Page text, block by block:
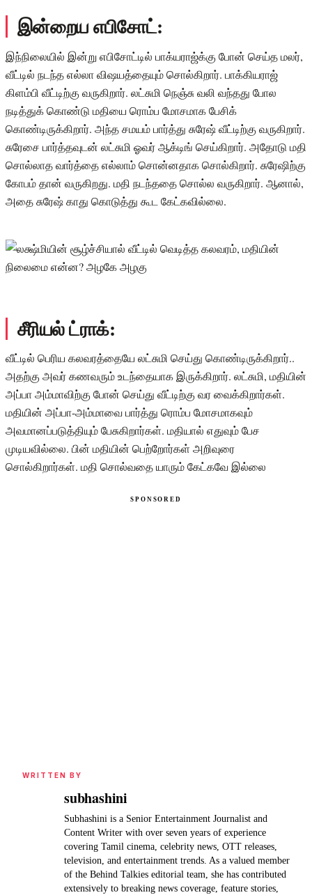
இன்றைய எபிசோட்:
இந்நிலையில் இன்று எபிசோட்டில் பாக்யராஜ்க்கு போன் செய்த மலர்,
வீட்டில் நடந்த எல்லா விஷயத்தையும் சொல்கிறார். பாக்கியராஜ்
கிளம்பி வீட்டிற்கு வருகிறார். லட்சுமி நெஞ்சு வலி வந்தது போல
நடித்துக் கொண்டு மதியை ரொம்ப மோசமாக பேசிக்
கொண்டிருக்கிறார். அந்த சமயம் பார்த்து சுரேஷ் வீட்டிற்கு வருகிறார்.
சுரேசை பார்த்தவுடன் லட்சுமி ஓவர் ஆக்டிங் செய்கிறார். அதோடு மதி
சொல்லாத வார்த்தை எல்லாம் சொன்னதாக சொல்கிறார். சுரேஷிற்கு
கோபம் தான் வருகிறது. மதி நடந்ததை சொல்ல வருகிறார். ஆனால்,
அதை சுரேஷ் காது கொடுத்து கூட கேட்கவில்லை.
சீரியல் ட்ராக்:
வீட்டில் பெரிய கலவரத்தையே லட்சுமி செய்து கொண்டிருக்கிறார்..
அதற்கு அவர் கணவரும் உடந்தையாக இருக்கிறார். லட்சுமி, மதியின்
அப்பா அம்மாவிற்கு போன் செய்து வீட்டிற்கு வர வைக்கிறார்கள்.
மதியின் அப்பா-அம்மாவை பார்த்து ரொம்ப மோசமாகவும்
அவமானப்படுத்தியும் பேசுகிறார்கள். மதியால் எதுவும் பேச
முடியவில்லை. பின் மதியின் பெற்றோர்கள் அறிவுரை
சொல்கிறார்கள். மதி சொல்வதை யாரும் கேட்கவே இல்லை
WRITTEN BY
subhashini
Subhashini is a Senior Entertainment Journalist and
Content Writer with over seven years of experience
covering Tamil cinema, celebrity news, OTT releases,
television, and entertainment trends. As a valued member
of the Behind Talkies editorial team, she has contributed
extensively to breaking news coverage, feature stories,